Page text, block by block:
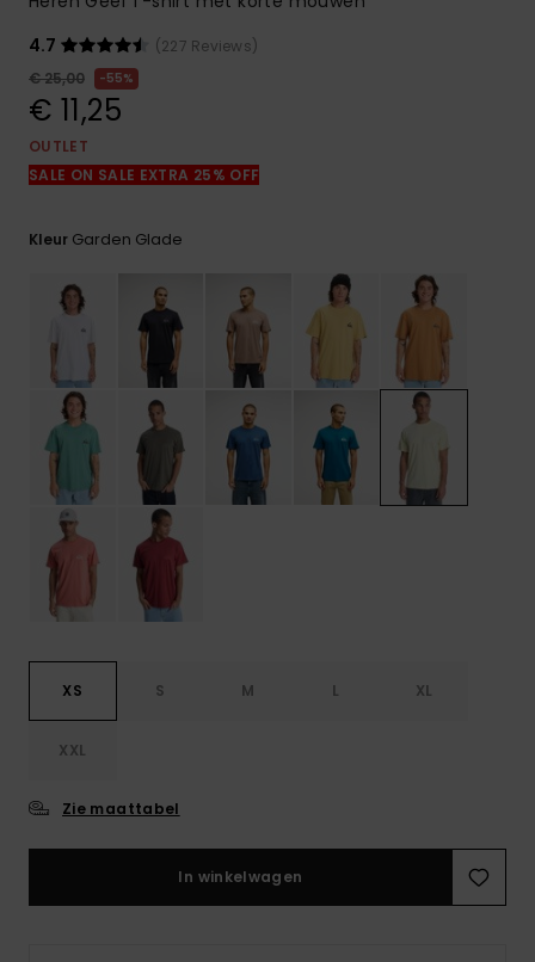
vragen en ons
contactformulier.
4.7
(227 Reviews)
€ 25,00
55%
€ 11,25
OUTLET
SALE ON SALE EXTRA 25% OFF
Kleur Garden Glade
XS S M L XL
XXL
Zie maattabel
In winkelwagen